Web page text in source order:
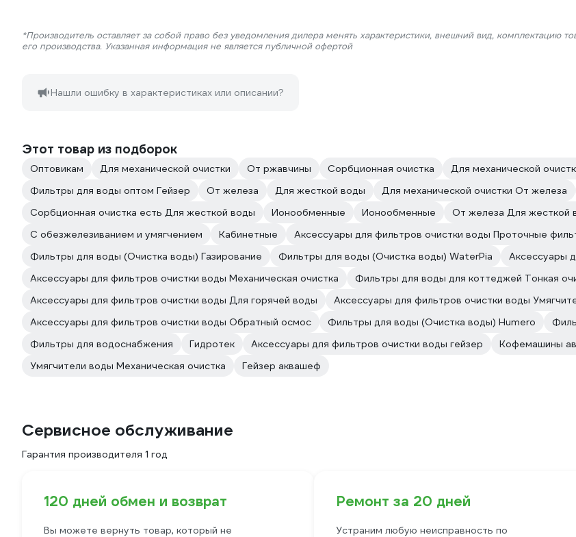
*Производитель оставляет за собой право без уведомления дилера менять характеристики, внешний вид, комплектацию
его производства. Указанная информация не является публичной офертой
Нашли ошибку в характеристиках или описании?
Этот товар из подборок
Оптовикам Для механической очистки От ржавчины Сорбционная очистка
Для механической
Фильтры для воды оптом Гейзер
От железа Для жесткой воды Для механической очистки От железа
Сорбционная очистка есть Для жесткой воды
Ионообменные Ионообменные От железа Для жесткой
С обезжелезиванием и умягчением
Кабинетные Аксессуары для фильтров очистки воды Проточные
Фильтры для воды (Очистка воды) Газирование
Фильтры для воды (Очистка воды) WaterPia
Аксессуары
Аксессуары для фильтров очистки воды Механическая очистка
Фильтры для воды для коттеджей Тонкая
Аксессуары для фильтров очистки воды Для горячей воды
Аксессуары для фильтров очистки воды
Аксессуары для фильтров очистки воды Обратный осмос
Фильтры для воды (Очистка воды) Humero
Фильтры для водоснабжения
Гидротек Аксессуары для фильтров очистки воды гейзер Кофемашины
Умягчители воды Механическая очистка
Гейзер аквашеф
Сервисное обслуживание
Гарантия производителя 1 год
120 дней обмен и возврат
Вы можете вернуть товар, который не
Ремонт за 20 дней
Устраним любую неисправность по